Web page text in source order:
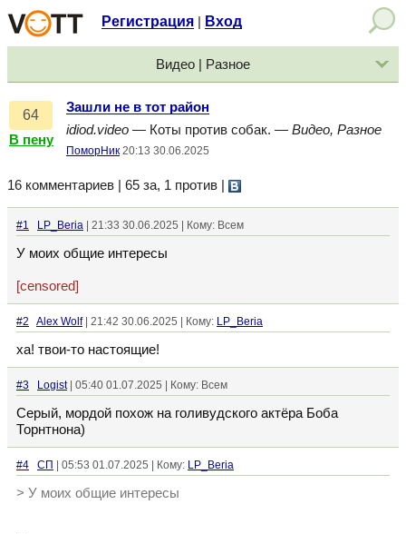
Регистрация Вход
Видео | Разное
64
В пену
Зашли не в тот район
idiod.video — Коты против собак. — Видео, Разное
ПоморНик 20:13 30.06.2025
16 комментариев | 65 за, 1 против
#1 LP_Beria | 21:33 30.06.2025 | Кому: Всем
У моих общие интересы
[censored]
#2 Alex Wolf| 21:42 30.06.2025 | Кому: LP_Beria
ха! твои-то настоящие!
#3 Logist| 05:40 01.07.2025 | Кому: Всем
Серый, мордой похож на голивудского актёра Боба
Торнтнона)
#4 СП | 05:53 01.07.2025 | Кому: LP_Beria
> У моих общие интересы